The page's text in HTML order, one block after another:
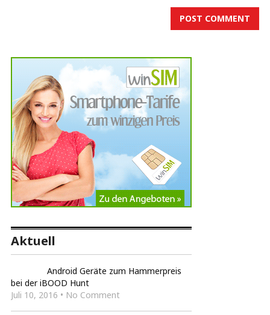
Aktuell
Android Geräte zum Hammerpreis
bei der iBOOD Hunt
Juli 10, 2016 • No Comment